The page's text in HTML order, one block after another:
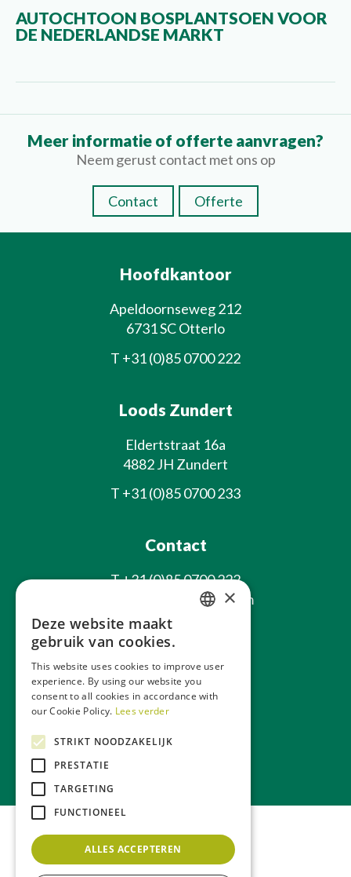
AUTOCHTOON BOSPLANTSOEN VOOR
DE NEDERLANDSE MARKT
Meer informatie of offerte aanvragen?
Neem gerust contact met ons op
Contact Offerte
Hoofdkantoor
Apeldoornseweg 212
6731 SC Otterlo
T +31 (0)85 0700 222
Loods Zundert
Eldertstraat 16a
4882 JH Zundert
T +31 (0)85 0700 233
Contact
T+31 (0)85 0700 222
info@laxsjonplants.com
Blijf op de hoogte
Over ons
×
Deze website maakt
gebruik van cookies.
This website uses cookies to improve user
experience. By using our website you
consent to all cookies in accordance with
our Cookie Policy. Lees verder
STRIKT NOODZAKELIJK
PRESTATIE
TARGETING
FUNCTIONEEL
ALLES ACCEPTEREN